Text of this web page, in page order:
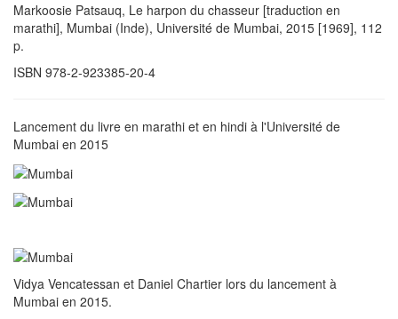
Markoosie Patsauq, Le harpon du chasseur [traduction en
marathi], Mumbai (Inde), Université de Mumbai, 2015 [1969], 112
p.
ISBN 978-2-923385-20-4
Lancement du livre en marathi et en hindi à l'Université de
Mumbai en 2015
Vidya Vencatessan et Daniel Chartier lors du lancement à
Mumbai en 2015.